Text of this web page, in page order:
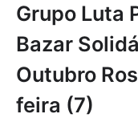
Grupo Luta
Bazar
Outubro
feira (7)